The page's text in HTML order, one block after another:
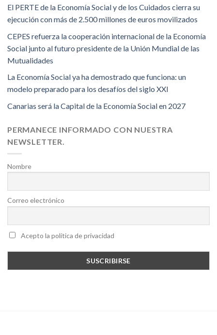
El PERTE de la Economía Social y de los Cuidados cierra su
ejecución con más de 2.500 millones de euros movilizados
CEPES refuerza la cooperación internacional de la Economía
Social junto al futuro presidente de la Unión Mundial de las
Mutualidades
La Economía Social ya ha demostrado que funciona: un
modelo preparado para los desafíos del siglo XXI
Canarias será la Capital de la Economía Social en 2027
PERMANECE INFORMADO CON NUESTRA
NEWSLETTER.
Nombre
Correo electrónico
Acepto la política de privacidad